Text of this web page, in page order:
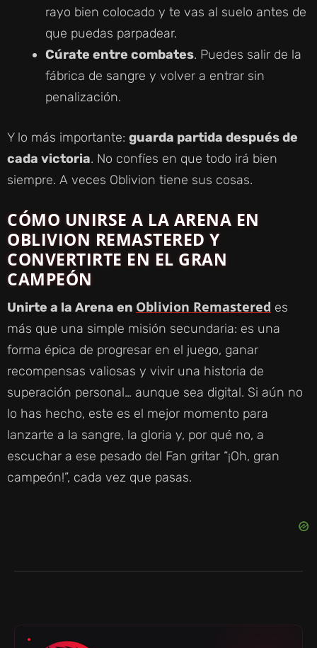
rayo bien colocado y te vas al suelo antes de
que puedas parpadear.
Cúrate entre combates. Puedes salir de la
fábrica de sangre y volver a entrar sin
penalización.
Y lo más importante: guarda partida después de
cada victoria. No confíes en que todo irá bien
siempre. A veces Oblivion tiene sus cosas.
CÓMO UNIRSE A LA ARENA EN
OBLIVION REMASTERED Y
CONVERTIRTE EN EL GRAN
CAMPEÓN
Unirte a la Arena en Oblivion Remastered es
más que una simple misión secundaria: es una
forma épica de progresar en el juego, ganar
recompensas valiosas y vivir una historia de
superación personal… aunque sea digital. Si aún no
lo has hecho, este es el mejor momento para
lanzarte a la sangre, la gloria y, por qué no, a
escuchar a ese pesado del Fan gritar “¡Oh, gran
campeón!”, cada vez que pasas.